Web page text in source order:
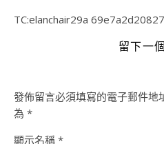
TC:elanchair29a
留下一
發佈留言必須填寫的電子郵件地
為 *
顯示名稱 *